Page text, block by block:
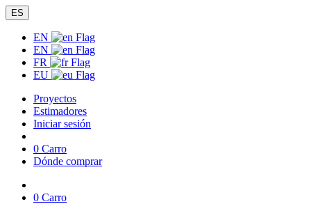
ES
EN
EN
FR
EU
Proyectos
Estimadores
Iniciar sesión
0 Carro
Dónde comprar
0 Carro